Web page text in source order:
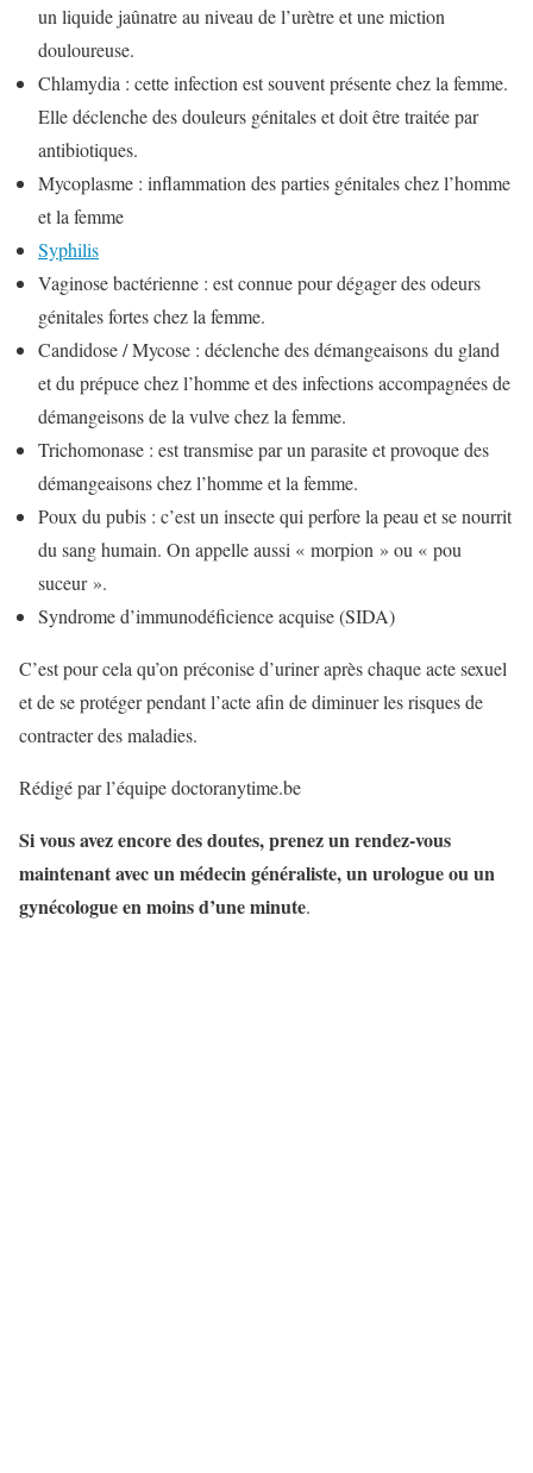
un liquide jaûnatre au niveau de l’urètre et une miction
douloureuse.
Chlamydia : cette infection est souvent présente chez la femme.
Elle déclenche des douleurs génitales et doit être traitée par
antibiotiques.
Mycoplasme : inflammation des parties génitales chez l’homme
et la femme
Syphilis
Vaginose bactérienne : est connue pour dégager des odeurs
génitales fortes chez la femme.
Candidose / Mycose : déclenche des démangeaisons du gland
et du prépuce chez l’homme et des infections accompagnées de
démangeisons de la vulve chez la femme.
Trichomonase : est transmise par un parasite et provoque des
démangeaisons chez l’homme et la femme.
Poux du pubis : c’est un insecte qui perfore la peau et se nourrit
du sang humain. On appelle aussi « morpion » ou « pou
suceur ».
Syndrome d’immunodéficience acquise (SIDA)
C’est pour cela qu’on préconise d’uriner après chaque acte sexuel
et de se protéger pendant l’acte afin de diminuer les risques de
contracter des maladies.
Rédigé par l’équipe doctoranytime.be
Si vous avez encore des doutes, prenez un rendez-vous
maintenant avec un médecin généraliste, un urologue ou un
gynécologue en moins d’une minute.